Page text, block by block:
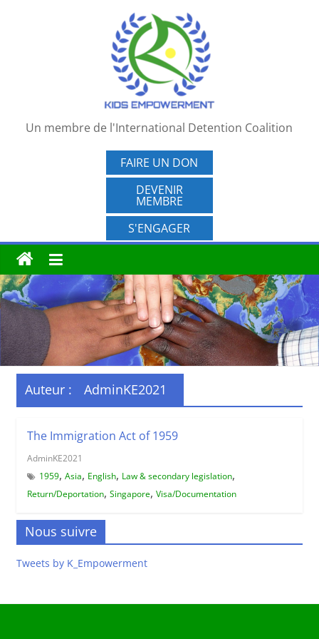
Un membre de l'International Detention Coalition
FAIRE UN DON
DEVENIR
MEMBRE
S'ENGAGER
Auteur : AdminKE2021
The Immigration Act of 1959
AdminKE2021
1959, Asia, English, Law & secondary legislation,
Return/Deportation, Singapore, Visa/Documentation
Nous suivre
Tweets by K_Empowerment